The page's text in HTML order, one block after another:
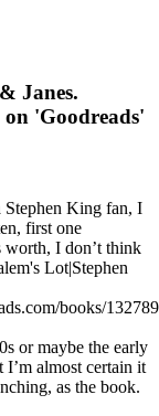
Janes.
'Goodreads'
Stephen King fan, I
first one
worth, I don’t think
Lot|Stephen
books/
or maybe the early
I’m almost certain it
as the book.